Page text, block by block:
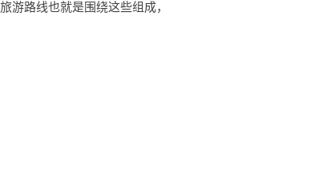
游路线也就是围绕这些组成，